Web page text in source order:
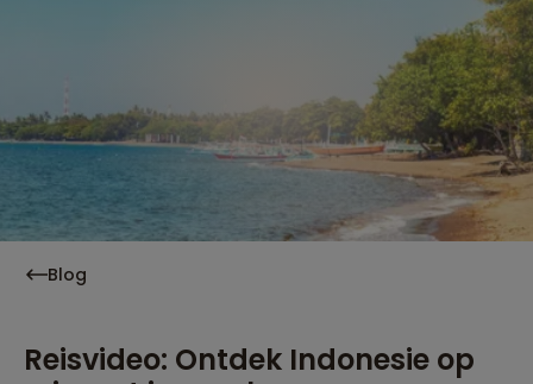
Blog
Reisvideo: Ontdek Indonesie op